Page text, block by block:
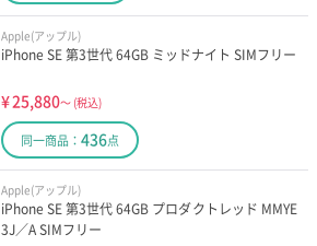
Apple(アップル)
iPhone SE 第3世代 64GB ミッドナイト SIMフリー
¥25,880～ (税込)
同一商品： 436点
Apple(アップル)
iPhone SE 第3世代 64GB プロダクトレッド MMYE
3J／A SIMフリー